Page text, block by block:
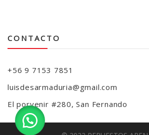
CONTACTO
+56 9 7153 7851
luisdesarmaduria@gmail.com
El porvenir #280, San Fernando